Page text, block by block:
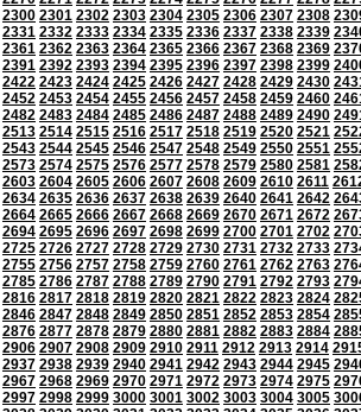
2300 2301 2302 2303 2304 2305 2306 2307 2308
2331 2332 2333 2334 2335 2336 2337 2338 2339
2361 2362 2363 2364 2365 2366 2367 2368 2369
2391 2392 2393 2394 2395 2396 2397 2398 2399
2422 2423 2424 2425 2426 2427 2428 2429 2430
2452 2453 2454 2455 2456 2457 2458 2459 2460
2482 2483 2484 2485 2486 2487 2488 2489 2490
2513 2514 2515 2516 2517 2518 2519 2520 2521
2543 2544 2545 2546 2547 2548 2549 2550 2551
2573 2574 2575 2576 2577 2578 2579 2580 2581
2603 2604 2605 2606 2607 2608 2609 2610 2611
2634 2635 2636 2637 2638 2639 2640 2641 2642
2664 2665 2666 2667 2668 2669 2670 2671 2672
2694 2695 2696 2697 2698 2699 2700 2701 2702
2725 2726 2727 2728 2729 2730 2731 2732 2733
2755 2756 2757 2758 2759 2760 2761 2762 2763
2785 2786 2787 2788 2789 2790 2791 2792 2793
2816 2817 2818 2819 2820 2821 2822 2823 2824
2846 2847 2848 2849 2850 2851 2852 2853 2854
2876 2877 2878 2879 2880 2881 2882 2883 2884
2906 2907 2908 2909 2910 2911 2912 2913 2914
2937 2938 2939 2940 2941 2942 2943 2944 2945
2967 2968 2969 2970 2971 2972 2973 2974 2975
2997 2998 2999 3000 3001 3002 3003 3004 3005